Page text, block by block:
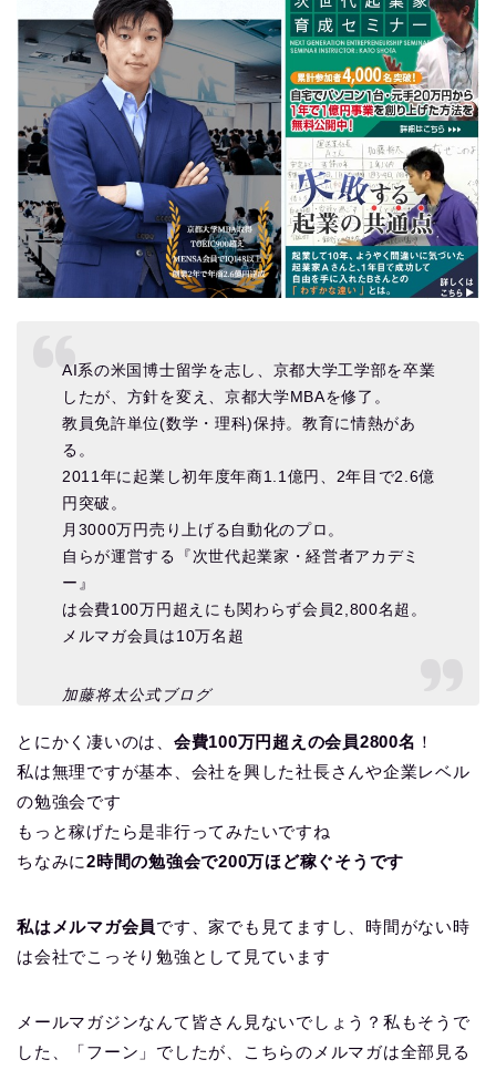
AI系の米国博士留学を志し、京都大学工学部を卒業
したが、方針を変え、京都大学MBAを修了。
教員免許単位(数学・理科)保持。教育に情熱があ
る。
2011年に起業し初年度年商1.1億円、2年目で2.6億
円突破。
月3000万円売り上げる自動化のプロ。
自らが運営する『次世代起業家・経営者アカデミ
ー』
は会費100万円超えにも関わらず会員2,800名超。
メルマガ会員は10万名超
加藤将太公式ブログ
とにかく凄いのは、 会費100万円超えの会員2800名 ！
私は無理ですが基本、会社を興した社長さんや企業レベル
の勉強会です
もっと稼げたら是非行ってみたいですね
ちなみに2時間の勉強会で200万ほど稼ぐそうです
私はメルマガ会員です、家でも見てますし、時間がない時
は会社でこっそり勉強として見ています
メールマガジンなんて皆さん見ないでしょう？私もそうで
した、「フーン」でしたが、こちらのメルマガは全部見る